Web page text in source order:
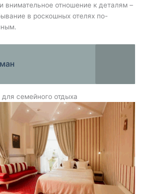
внимательное отношение к деталям –
в роскошных отелях по-
семейного отдыха